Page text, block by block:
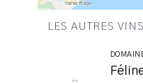
LES AUTRES